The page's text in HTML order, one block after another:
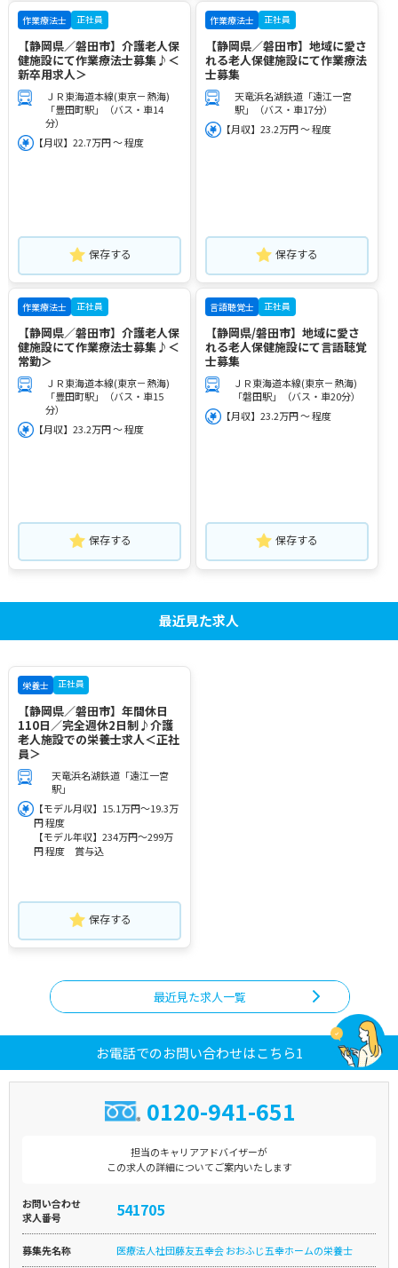
作業療法士 正社員
【静岡県／磐田市】介護老人保
健施設にて作業療法士募集♪＜
新卒用求人＞
ＪＲ東海道本線(東京－熱海)
「豊田町駅」（バス・車14
分）
【月収】22.7万円 ～ 程度
保存する
作業療法士 正社員
【静岡県／磐田市】地域に愛さ
れる老人保健施設にて作業療法
士募集
天竜浜名湖鉄道「遠江一宮
駅」（バス・車17分）
【月収】23.2万円 ～ 程度
保存する
作業療法士 正社員
【静岡県／磐田市】介護老人保
健施設にて作業療法士募集♪＜
常勤＞
ＪＲ東海道本線(東京－熱海)
「豊田町駅」（バス・車15
分）
【月収】23.2万円 ～ 程度
保存する
言語聴覚士 正社員
【静岡県/磐田市】地域に愛さ
れる老人保健施設にて言語聴覚
士募集
ＪＲ東海道本線(東京－熱海)
「磐田駅」（バス・車20分）
【月収】23.2万円 ～ 程度
保存する
最近見た求人
栄養士 正社員
【静岡県／磐田市】年間休日
110日／完全週休2日制♪介護
老人施設での栄養士求人＜正社
員＞
天竜浜名湖鉄道「遠江一宮
駅」
【モデル月収】15.1万円～19.3万
円 程度
【モデル年収】234万円～299万
円 程度 賞与込
保存する
最近見た求人一覧
お電話でのお問い合わせはこちら1
0120-941-651
担当のキャリアアドバイザーが
この求人の詳細についてご案内いたします
お問い合わせ
求人番号
541705
募集先名称 医療法人社団藤友五幸会 おおふじ五幸ホームの栄養士